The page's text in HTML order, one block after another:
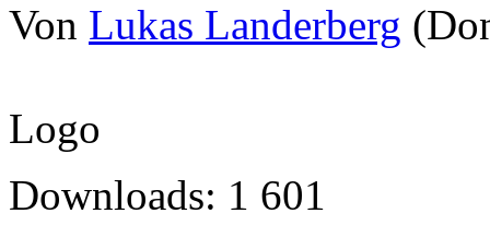
Von Lukas Landerberg
Logo
Downloads: 1 601